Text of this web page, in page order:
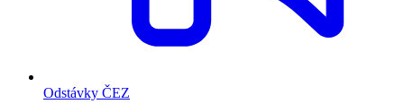
Odstávky ČEZ